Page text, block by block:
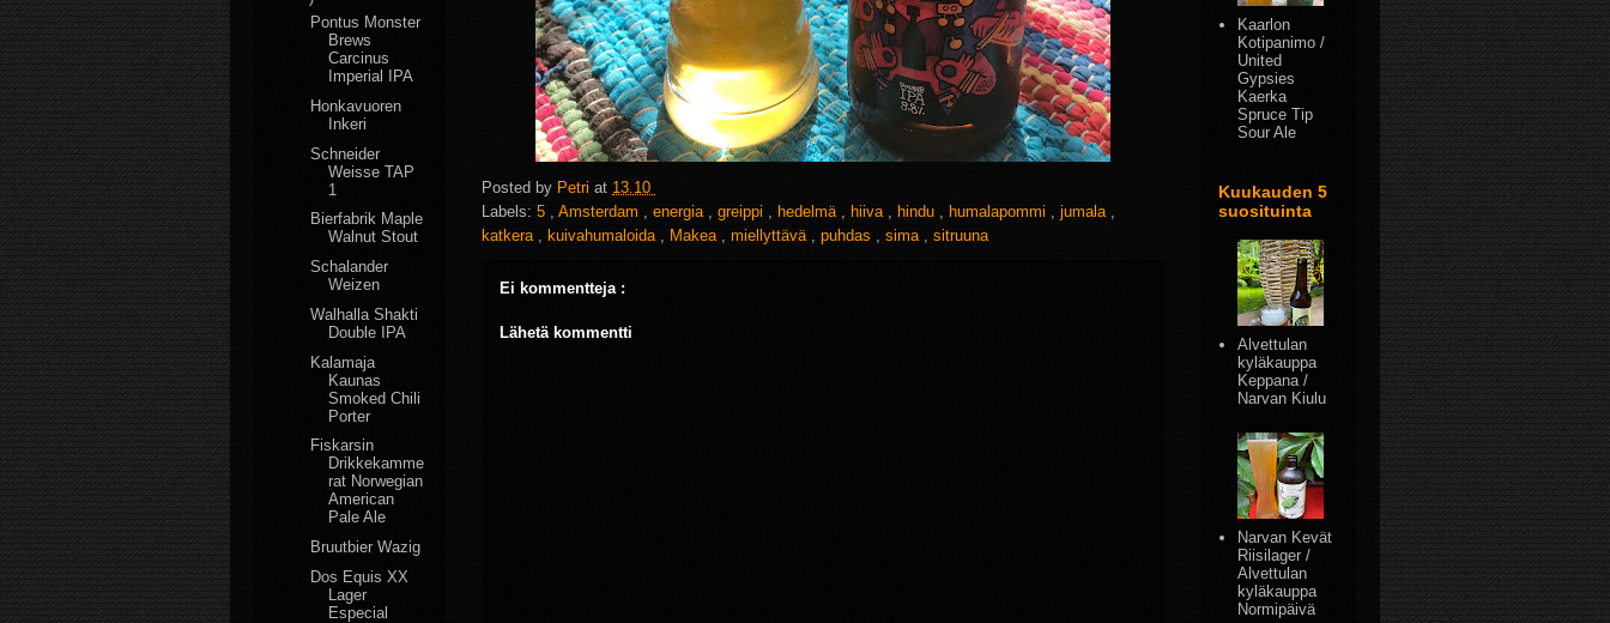
Posted by Petri at 13.10
Labels: 5 Amsterdam energia greippi hedelmä hiiva hindu humalapommi jumala
katkera
kuivahumaloida Makea miellyttävä puhdas sima sitruuna
Ei kommentteja :
Lähetä kommentti
Pontus Monster
Brews
Carcinus
Imperial IPA
Honkavuoren
Inkeri
Schneider
Weisse TAP
1
Bierfabrik Maple
Walnut Stout
Schalander
Weizen
Walhalla Shakti
Double IPA
Kalamaja
Kaunas
Smoked Chili
Porter
Fiskarsin
Drikkekamme
rat Norwegian
American
Pale Ale
Bruutbier Wazig
Dos Equis XX
Lager
Especial
Kaarlon
Kotipanimo /
United
Gypsies
Kaerka
Spruce Tip
Sour Ale
Kuukauden 5
suosituinta
Alvettulan
kyläkauppa
Keppana /
Narvan Kiulu
Narvan Kevät
Riisilager /
Alvettulan
kyläkauppa
Normipäivä